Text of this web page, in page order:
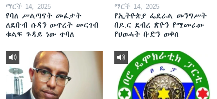
ማርች 14, 2025
የባለ ሥልጣናት መፈታት
ለደቡብ ሱዳን ውጥረት መርገብ
ቁልፍ ጉዳይ ነው ተባለ
ማርች 14, 2025
የኢትዮጵያ ፌደራል መንግሥት
በዶ.ር ደብረ ጽዮን የሚመራው
የህወሓት ቡድን ወቀሰ